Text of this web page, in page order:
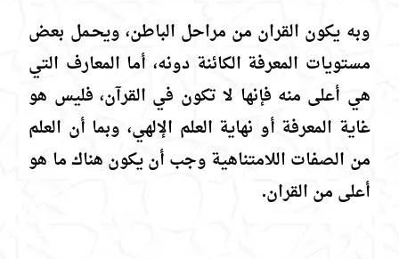
وبه يكون القران من مراحل الباطن، ويحـمل بعض
مستويات المعرفة الكائنة دونه، أما المعارف التي
هي أعلى منه فإنها لا تكون في القرآن، فليس هو
غاية المعرفة أو نهاية العلم الإلهي، وبما أن العلم
من الصفات اللامتناهية وجب أن يكون هناك ما هو
أعلى من القران.